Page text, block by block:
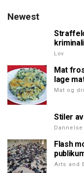
Newest
Lov
Mat
lage
Mat og
Stiler
Dannelse
Flash
Arts and